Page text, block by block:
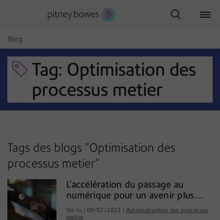
Blog
Tag: Optimisation des
processus metier
Tags des blogs "Optimisation des
processus metier"
L’accélération du passage au
numérique pour un avenir plus
connecté
5m lu 09/07/2023
Automatisation des processus
métier